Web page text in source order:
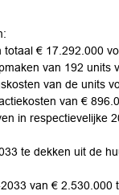
€ 17.292.000
van 192
van de units
van €
in respectievelijke
te dekken uit de
van € 2.530.000